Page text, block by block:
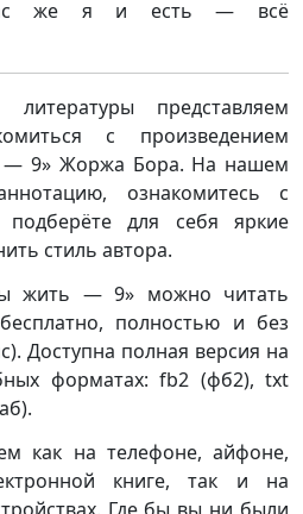
же я и есть — всё
представляем
с произведением
— 9» Жоржа Бора. На нашем
ознакомитесь с
подберёте для себя яркие
стиль автора.
жить — 9» можно читать
полностью и без
Доступна полная версия на
форматах: fb2 (фб2), txt
как на телефоне, айфоне,
книге, так и на